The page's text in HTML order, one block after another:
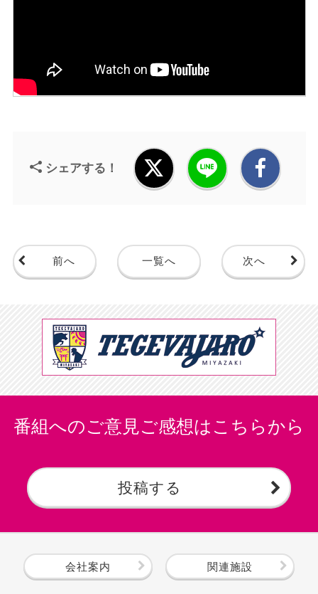
シェアする！
前へ 一覧へ 次へ
番組へのご意見ご感想はこちらから
投稿する
会社案内 関連施設